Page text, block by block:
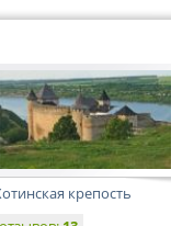
крепость